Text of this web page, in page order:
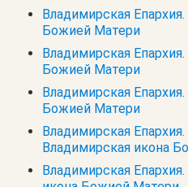
Владимирская
Божией Матери
Владимирская
Божией Матери
Владимирская
Божией Матери
Владимирская
Владимирская икона
Владимирская